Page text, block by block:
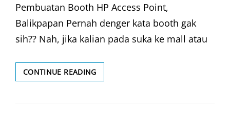
Pembuatan Booth HP Access Point,
Balikpapan Pernah denger kata booth gak
sih?? Nah, jika kalian pada suka ke mall atau
CONTINUE READINGBOOTH
DISPLAY